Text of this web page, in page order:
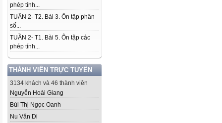
phép tính...
TUẦN 2- T2. Bài 3. Ôn tập phân
số...
TUẦN 2- T1. Bài 5. Ôn tập các
phép tính...
THÀNH VIÊN TRỰC TUYẾN
3134 khách và 46 thành viên
Nguyễn Hoài Giang
Bùi Thị Ngọc Oanh
Nu Văn Di